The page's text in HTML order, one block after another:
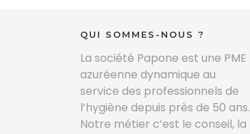
QUI SOMMES-NOUS ?
La société Papone est une PME
azuréenne dynamique au
service des professionnels de
l’hygiène depuis près de 50 ans.
Notre métier c’est le conseil, la